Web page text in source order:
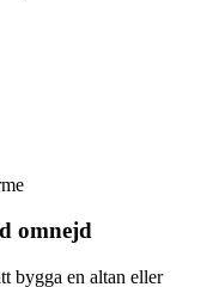
omnejd
bygga en altan eller